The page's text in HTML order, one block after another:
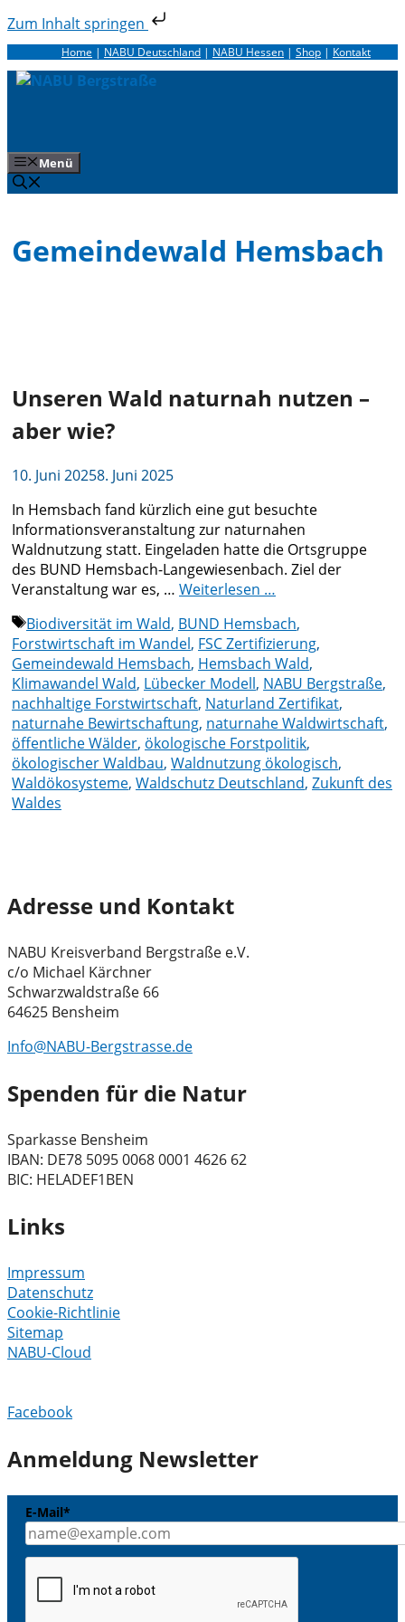
Zum Inhalt springen
Zum
Inhalt
springen
Home | NABU Deutschland | NABU Hessen | Shop | Kontakt
Menü
Gemeindewald Hemsbach
Unseren Wald naturnah nutzen –
aber wie?
10. Juni 20258. Juni 2025
In Hemsbach fand kürzlich eine gut besuchte
Informationsveranstaltung zur naturnahen
Waldnutzung statt. Eingeladen hatte die Ortsgruppe
des BUND Hemsbach-Langewiesenbach. Ziel der
Veranstaltung war es, … Weiterlesen …
Schlagwörter
Biodiversität im Wald, BUND Hemsbach,
Forstwirtschaft im Wandel, FSC Zertifizierung,
Gemeindewald Hemsbach, Hemsbach Wald,
Klimawandel Wald, Lübecker Modell, NABU Bergstraße,
nachhaltige Forstwirtschaft, Naturland Zertifikat,
naturnahe Bewirtschaftung, naturnahe Waldwirtschaft,
öffentliche Wälder, ökologische Forstpolitik,
ökologischer Waldbau, Waldnutzung ökologisch,
Waldökosysteme, Waldschutz Deutschland, Zukunft des
Waldes
Adresse und Kontakt
NABU Kreisverband Bergstraße e.V.
c/o Michael Kärchner
Schwarzwaldstraße 66
64625 Bensheim
Info@NABU-Bergstrasse.de
Spenden für die Natur
Sparkasse Bensheim
IBAN: DE78 5095 0068 0001 4626 62
BIC: HELADEF1BEN
Links
Impressum
Datenschutz
Cookie-Richtlinie
Sitemap
NABU-Cloud
Facebook
Anmeldung Newsletter
E-Mail*